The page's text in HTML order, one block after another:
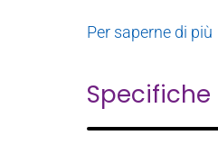
Per saperne di più
Specifiche